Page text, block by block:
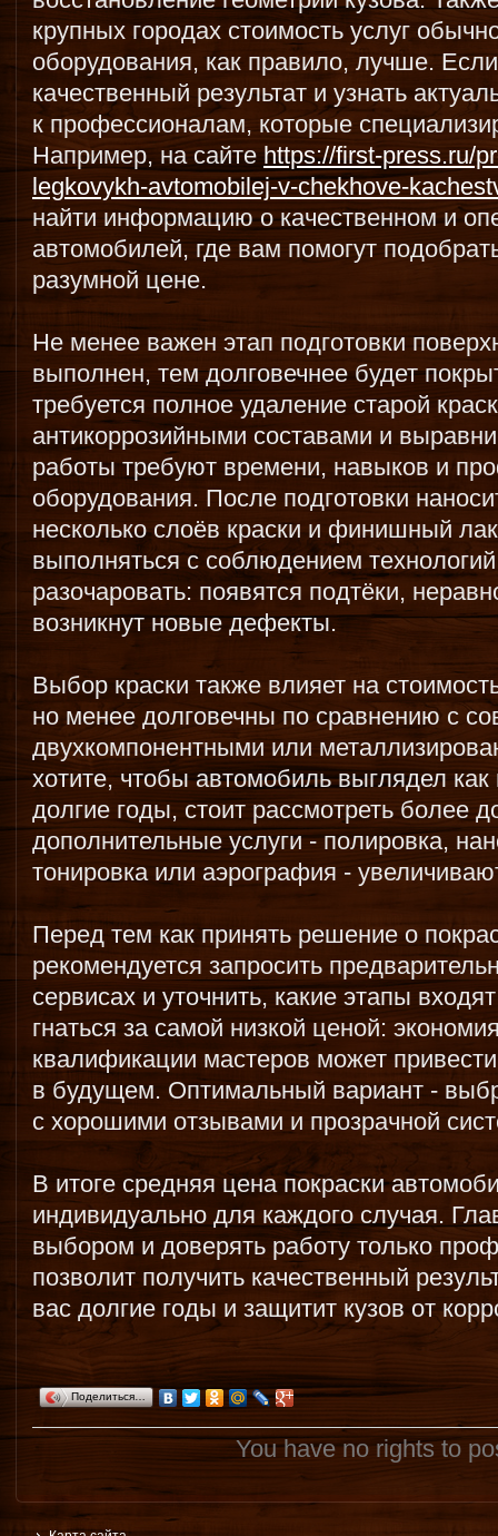
крупных городах стоимость услуг
оборудования, как правило, лучше.
качественный результат и узнать
к профессионалам, которые
Например, на сайтеhttps://first-press.ru/
legkovykh-avtomobilej-v-chekhove-
найти информацию о качественном и
автомобилей, где вам помогут
разумной цене.
Не менее важен этап подготовки
выполнен, тем долговечнее будет
требуется полное удаление старой
антикоррозийными составами и
работы требуют времени, навыков и
оборудования. После подготовки
несколько слоёв краски и финишный
выполняться с соблюдением
разочаровать: появятся подтёки,
возникнут новые дефекты.
Выбор краски также влияет на
но менее долговечны по сравнению с
двухкомпонентными или
хотите, чтобы автомобиль выглядел
долгие годы, стоит рассмотреть более
дополнительные услуги - полировка,
тонировка или аэрография -
Перед тем как принять решение о
рекомендуется запросить
сервисах и уточнить, какие этапы
гнаться за самой низкой ценой:
квалификации мастеров может
в будущем. Оптимальный вариант -
с хорошими отзывами и прозрачной
В итоге средняя цена покраски
индивидуально для каждого случая.
выбором и доверять работу только
позволит получить качественный
вас долгие годы и защитит кузов от
Поделиться…
You have no rights to